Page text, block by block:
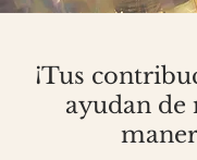
¡Tus
ayudan de